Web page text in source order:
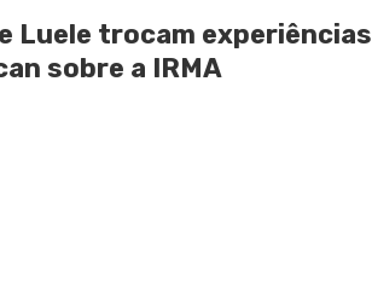
Luele trocam experiências
sobre a IRMA